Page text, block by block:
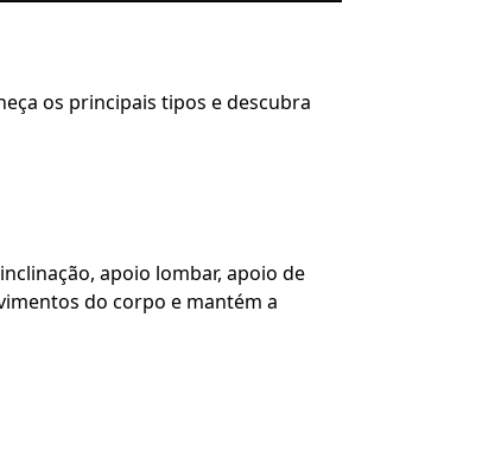
os principais tipos e descubra
apoio lombar, apoio de
do corpo e mantém a